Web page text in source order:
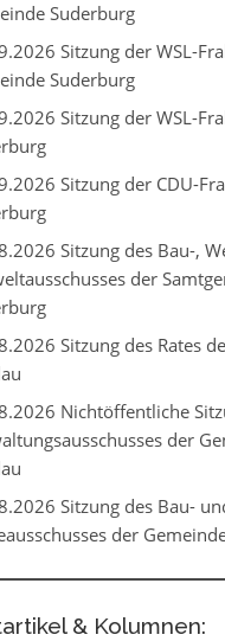
Suderburg
Sitzung der WSL-
Suderburg
Sitzung der WSL-
Sitzung der CDU-
Sitzung des Bau-,
der
Sitzung des Rates
Nichtöffentliche
der
Sitzung des Bau-
der
& Kolumnen: